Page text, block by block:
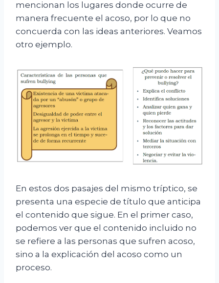
mencionan los lugares donde ocurre de
manera frecuente el acoso, por lo que no
concuerda con las ideas anteriores. Veamos
otro ejemplo.
En estos dos pasajes del mismo tríptico, se
presenta una especie de título que anticipa
el contenido que sigue. En el primer caso,
podemos ver que el contenido incluido no
se refiere a las personas que sufren acoso,
sino a la explicación del acoso como un
proceso.